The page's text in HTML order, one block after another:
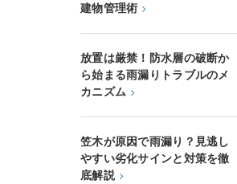
建物管理術
放置は厳禁！防水層の破断か
ら始まる雨漏りトラブルのメ
カニズム
笠木が原因で雨漏り？見逃し
やすい劣化サインと対策を徹
底解説